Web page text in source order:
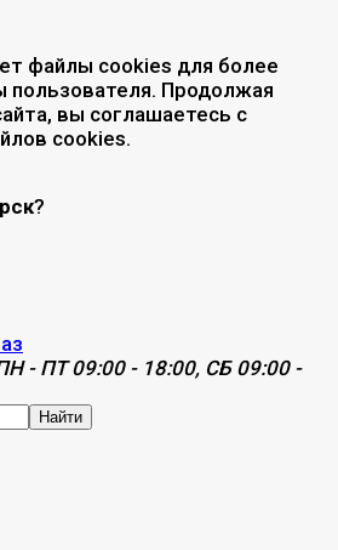
файлы cookies для более
пользователя. Продолжая
вы соглашаетесь с
cookies.
?
- ПТ 09:00 - 18:00, СБ 09:00 -
Найти